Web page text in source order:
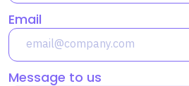
Email
Message to us